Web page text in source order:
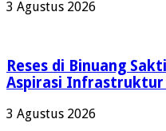
3 Agustus 2026
Reses di Binuang
Aspirasi
3 Agustus 2026